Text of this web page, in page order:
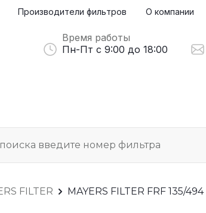
Производители фильтров О компании
Время работы
Пн-Пт с 9:00 до 18:00
FILTER MAYERS FILTER FRF 135/494